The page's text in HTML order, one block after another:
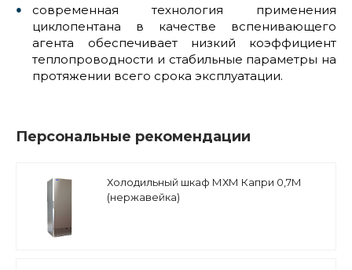
современная технология применения
циклопентана в качестве вспенивающего
агента обеспечивает низкий коэффициент
теплопроводности и стабильные параметры на
протяжении всего срока эксплуатации.
Персональные рекомендации
Холодильный шкаф МХМ Капри 0,7М
(нержавейка)